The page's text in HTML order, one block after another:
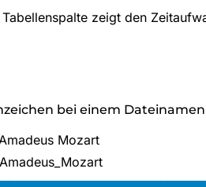
zeigt den
bei einem Dateinamen
Mozart